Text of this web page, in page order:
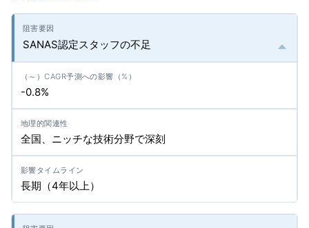
SANAS認定スタッフの不足
-0.8%
全国、ニッチな技術分野で深刻
長期（4年以上）